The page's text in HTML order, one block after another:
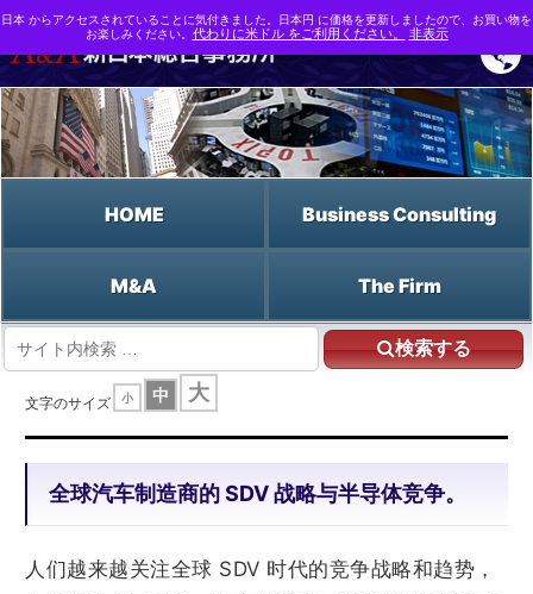
HOME Business Consulting
M&A The Firm
検索する
全球汽车制造商的 SDV 战略与半导体竞争。
文字のサイズ
小 中 大
全球汽车制造商的 SDV 战略与半导体竞争。
人们越来越关注全球 SDV 时代的竞争战略和趋势，
日本 からアクセスされていることに気付きました。日本円 に価格を更新しましたので、お買い物を
お楽しみください。 代わりに米ドル をご利用ください。 非表示